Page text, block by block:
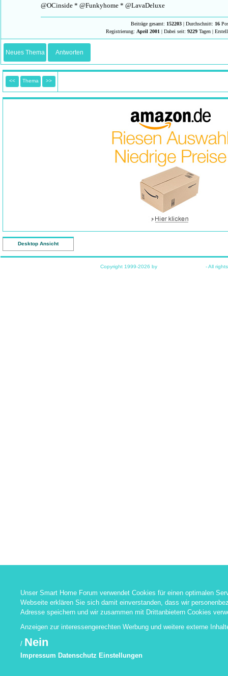
@OCinside * @Funkyhome * @LavaDeluxe
Beiträge gesamt: 152203 | Durchschnitt: 16
Registrierung: April 2001 | Dabei seit: 9229Tagen |
Neues Thema Antworten
<< Thema >>
Desktop Ansicht
Copyright 1999-2026 by - All
Unser Smart Home Forum verwendet Cookies für einen optimalen
Webseite erklären Sie sich damit einverstanden, dass wir
Adresse speichern und wir zusammen mit Drittanbietern Cookies
Anzeigen zur interessengerechten Werbung und weitere externe
/ Nein
Impressum Datenschutz Einstellungen